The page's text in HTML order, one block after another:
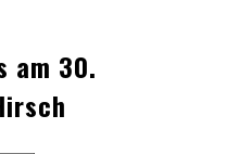
am 30.